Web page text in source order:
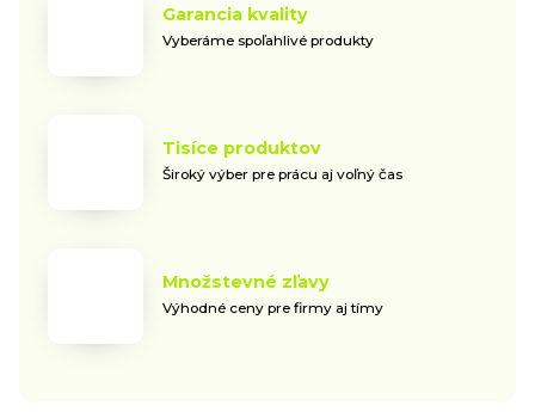
Garancia kvality
Vyberáme spoľahlivé produkty
Tisíce produktov
Široký výber pre prácu aj voľný čas
Množstevné zľavy
Výhodné ceny pre firmy aj tímy